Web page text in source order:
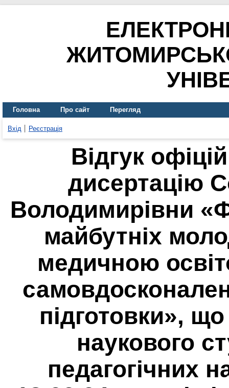
Головна Про сайт Перегляд
Вхід Реєстрація
Відгук
дисертацію
Володимирівни
майбутніх
медичною
підготовки»,
наукового
педагогічних